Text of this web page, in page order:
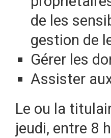
de les
gestion de
Gérer les
Assister
Le ou la
jeudi, entre 8